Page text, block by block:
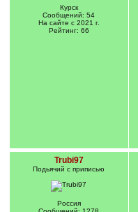
Курск
Сообщений: 54
На сайте с 2021 г.
Рейтинг: 66
Trubi97
Подьячий с приписью
Россия